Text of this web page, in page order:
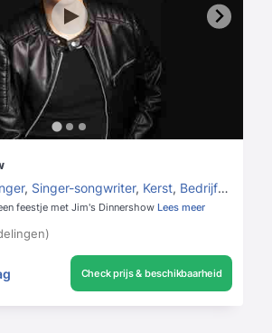
, Singer-songwriter, Kerst, Bedrijfsfeest
feestje met Jim's Dinnershow Lees meer
Check prijs & beschikbaarheid